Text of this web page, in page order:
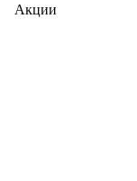
Акции